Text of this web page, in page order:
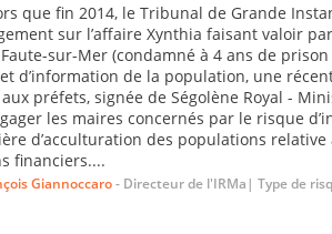
que fin 2014, le Tribunal de Grande
sur l’affaire Xynthia faisant valoir
sur-Mer (condamné à 4 ans de prison
d’information de la population, une
préfets, signée de Ségolène Royal -
les maires concernés par le risque
d’acculturation des populations
financiers....
Giannoccaro- Directeur de l'IRMa| Type de